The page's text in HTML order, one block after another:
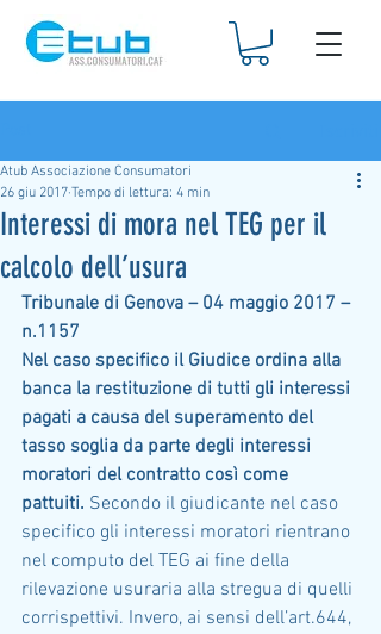
Interessi di mora nel TEG per il
calcolo dell’usura
Atub Associazione Consumatori
26 giu 2017 Tempo di lettura: 4 min
Tribunale di Genova – 04 maggio 2017 –
n.1157
Nel caso specifico il Giudice ordina alla
banca la restituzione di tutti gli interessi
pagati a causa del superamento del
tasso soglia da parte degli interessi
moratori del contratto così come
pattuiti. Secondo il giudicante nel caso
specifico gli interessi moratori rientrano
nel computo del TEG ai fine della
rilevazione usuraria alla stregua di quelli
corrispettivi. Invero, ai sensi dell’art.644,